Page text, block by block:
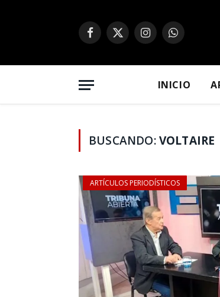
Facebook
X
InstagramWhatsApp
INICIO
BUSCANDO:VOLTAIRE
ARTÍCULOS PERIODÍSTICOS